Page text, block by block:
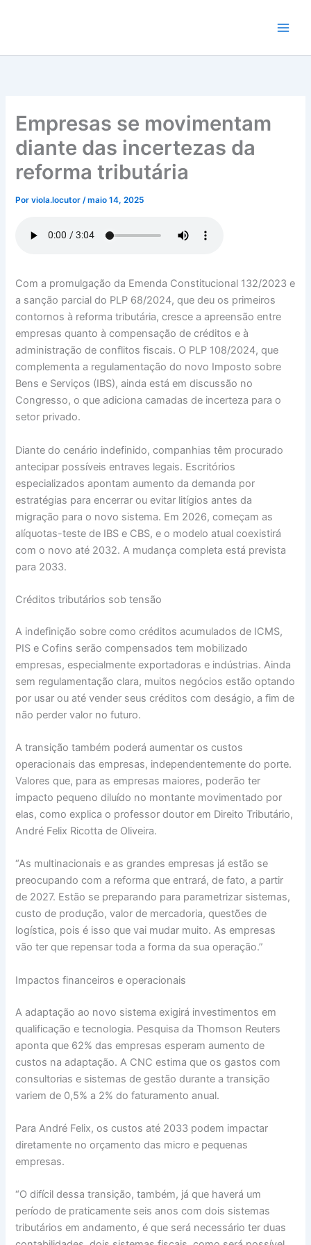
conteúdo
Empresas se movimentam
diante das incertezas da
reforma tributária
Porviola.locutor/maio 14, 2025
Com a promulgação da Emenda Constitucional 132/2023 e
a sanção parcial do PLP 68/2024, que deu os primeiros
contornos à reforma tributária, cresce a apreensão entre
empresas quanto à compensação de créditos e à
administração de conflitos fiscais. O PLP 108/2024, que
complementa a regulamentação do novo Imposto sobre
Bens e Serviços (IBS), ainda está em discussão no
Congresso, o que adiciona camadas de incerteza para o
setor privado.
Diante do cenário indefinido, companhias têm procurado
antecipar possíveis entraves legais. Escritórios
especializados apontam aumento da demanda por
estratégias para encerrar ou evitar litígios antes da
migração para o novo sistema. Em 2026, começam as
alíquotas-teste de IBS e CBS, e o modelo atual coexistirá
com o novo até 2032. A mudança completa está prevista
para 2033.
Créditos tributários sob tensão
A indefinição sobre como créditos acumulados de ICMS,
PIS e Cofins serão compensados tem mobilizado
empresas, especialmente exportadoras e indústrias. Ainda
sem regulamentação clara, muitos negócios estão optando
por usar ou até vender seus créditos com deságio, a fim de
não perder valor no futuro.
A transição também poderá aumentar os custos
operacionais das empresas, independentemente do porte.
Valores que, para as empresas maiores, poderão ter
impacto pequeno diluído no montante movimentado por
elas, como explica o professor doutor em Direito Tributário,
André Felix Ricotta de Oliveira.
“As multinacionais e as grandes empresas já estão se
preocupando com a reforma que entrará, de fato, a partir
de 2027. Estão se preparando para parametrizar sistemas,
custo de produção, valor de mercadoria, questões de
logística, pois é isso que vai mudar muito. As empresas
vão ter que repensar toda a forma da sua operação.”
Impactos financeiros e operacionais
A adaptação ao novo sistema exigirá investimentos em
qualificação e tecnologia. Pesquisa da Thomson Reuters
aponta que 62% das empresas esperam aumento de
custos na adaptação. A CNC estima que os gastos com
consultorias e sistemas de gestão durante a transição
variem de 0,5% a 2% do faturamento anual.
Para André Felix, os custos até 2033 podem impactar
diretamente no orçamento das micro e pequenas
empresas.
“O difícil dessa transição, também, já que haverá um
período de praticamente seis anos com dois sistemas
tributários em andamento, é que será necessário ter duas